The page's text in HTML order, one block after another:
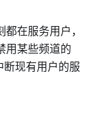
在服务用户，
用某些频道的
断现有用户的服